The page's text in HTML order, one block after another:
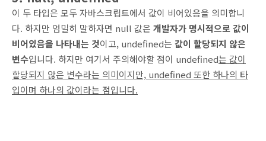
이 두 타입은 모두 자바스크립트에서 값이 비어있음을 의미합니
다. 하지만 엄밀히 말하자면 null 값은 개발자가 명시적으로 값이
비어있음을 나타내는 것이고, undefined는 값이 할당되지 않은
변수입니다. 하지만 여기서 주의해야할 점이 undefined는 값이
할당되지 않은 변수라는 의미이지만, undefined 또한 하나의 타
입이며 하나의 값이라는 점입니다.